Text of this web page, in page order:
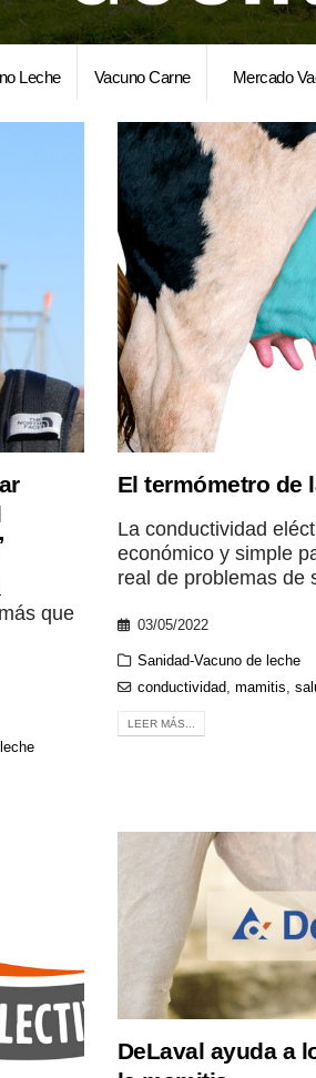
Leche Vacuno Carne Mercado
que
El termómetro de
La conductividad
económico y simple
real de problemas de
03/05/2022
Sanidad-Vacuno de leche
conductividad,mamitis,
LEER MÁS...
DeLaval ayuda a